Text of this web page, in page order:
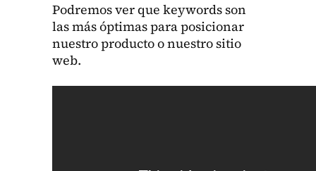
Podremos ver que key­words son
las más ópti­mas para posi­cionar
nue­stro pro­duc­to o nue­stro sitio
web.